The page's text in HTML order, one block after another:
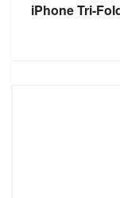
iPhone Tri-